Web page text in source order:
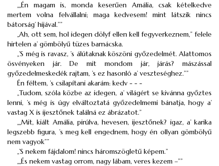
„„Én magam is, monda keserűen Amália, csak kételkedve
mertem volna felvállalni; maga kedvesem! mint látszik nincs
bátorság’ hijával.””
„Ah, ott sem, hol idegen dölyf ellen kell fegyverkeznem,” felele
hirtelen a’ gömbölyű tüzes barnácska.
„’S még is ravasz, ’s álútaknak köszöni győzedelmét. Alattomos
ösvényeken jár. De mit mondom jár, járás? mászással
győzedelmeskedék rajtam, ’s ez hasonló a’ veszteséghez.””
Én féltem, ’s csilapítani akarám: kedv - - -
„Tudom, szóla közbe az idegen, a’ világért se kivánna győztes
lenni, ’s még is úgy elváltoztatá győzedelmemi bánatja, hogy a’
vastag X is ijesztőnek találná ez ábrázatot.”
„„Mit, kiált Amália, pirúlva, hevesen, ijesztőnek? igaz, a’ karika
legszebb figura, ’s meg kell engednem, hogy én ollyan gömbölyű
nem vagyok””
„’S nekem fájdalom! nincs háromszögletű képem.”
„„És nekem vastag orrom, nagy lábam, veres kezem –””